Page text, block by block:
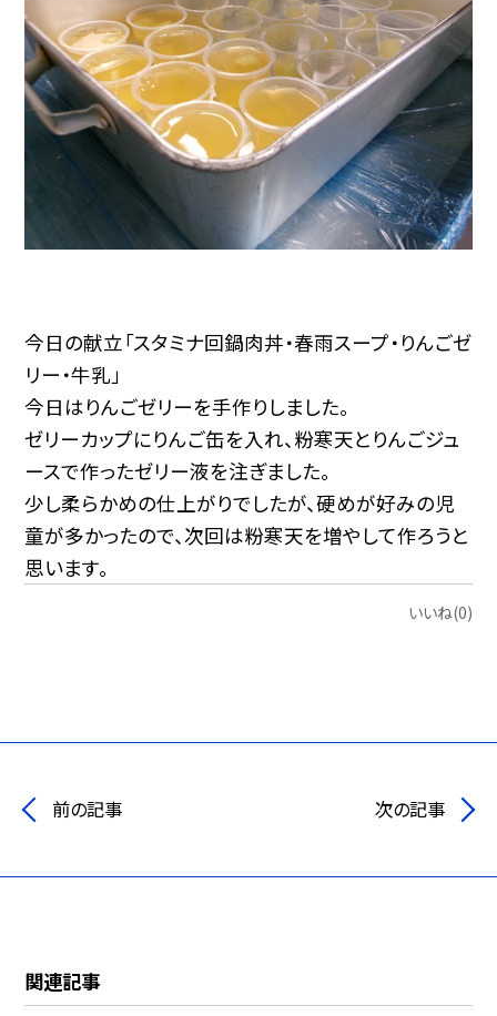
今日の献立「スタミナ回鍋肉丼・春雨スープ・りんごゼ
リー・牛乳」
今日はりんごゼリーを手作りしました。
ゼリーカップにりんご缶を入れ、粉寒天とりんごジュ
ースで作ったゼリー液を注ぎました。
少し柔らかめの仕上がりでしたが、硬めが好みの児
童が多かったので、次回は粉寒天を増やして作ろうと
思います。
いいね(0)
前の記事 次の記事
関連記事